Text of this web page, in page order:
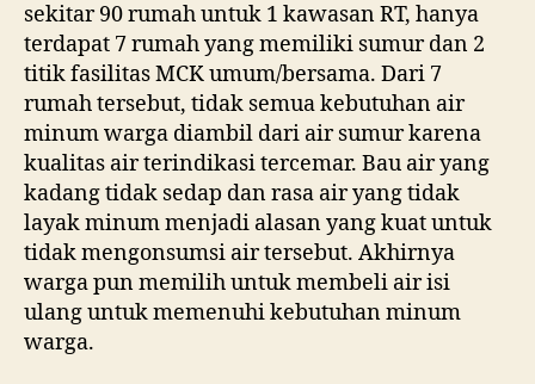
sekitar 90 rumah untuk 1 kawasan RT, hanya
terdapat 7 rumah yang memiliki sumur dan 2
titik fasilitas MCK umum/bersama. Dari 7
rumah tersebut, tidak semua kebutuhan air
minum warga diambil dari air sumur karena
kualitas air terindikasi tercemar. Bau air yang
kadang tidak sedap dan rasa air yang tidak
layak minum menjadi alasan yang kuat untuk
tidak mengonsumsi air tersebut. Akhirnya
warga pun memilih untuk membeli air isi
ulang untuk memenuhi kebutuhan minum
warga.